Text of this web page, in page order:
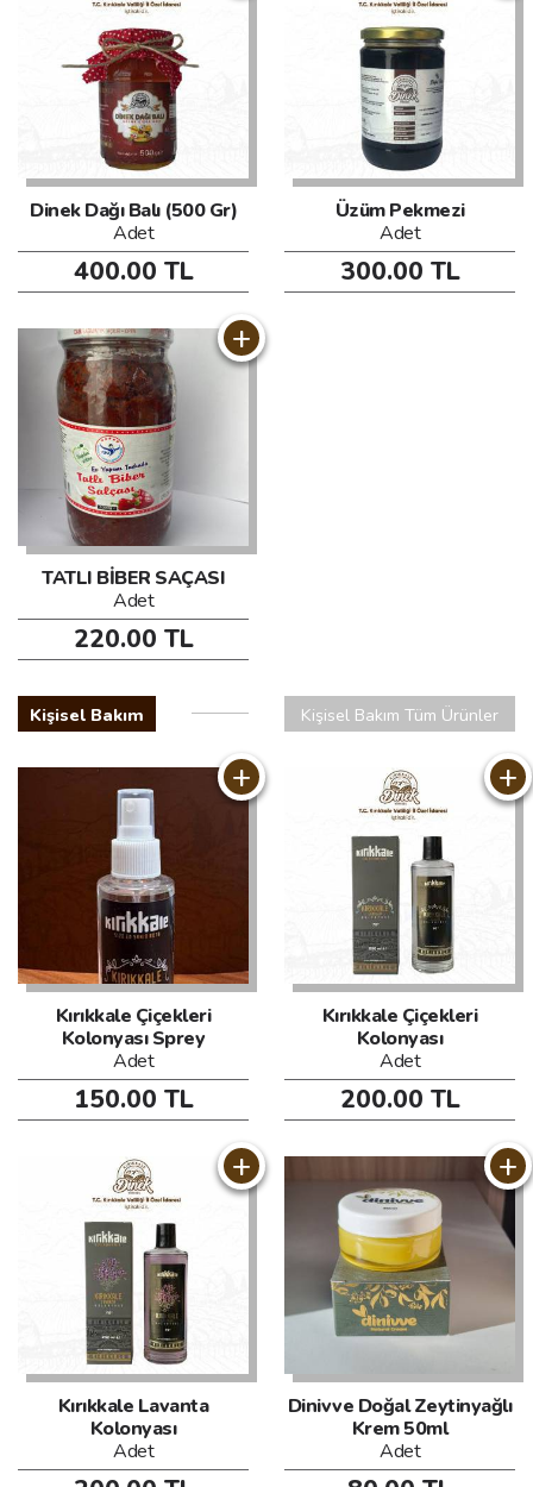
Dinek Dağı Balı (500 Gr)
Adet
400.00 TL
Üzüm Pekmezi
Adet
300.00 TL
+
TATLI BİBER SAÇASI
Adet
220.00 TL
Kişisel Bakım Kişisel Bakım Tüm Ürünler
+
Kırıkkale Çiçekleri
Kolonyası Sprey
Adet
150.00 TL
+
Kırıkkale Çiçekleri
Kolonyası
Adet
200.00 TL
+
Kırıkkale Lavanta
Kolonyası
Adet
+
Dinivve Doğal Zeytinyağlı
Krem 50ml
Adet